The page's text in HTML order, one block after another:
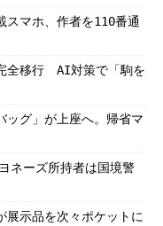
マホ、作者を110番通
全移行 AI対策で「駒を
ッグ」が上座へ。帰省マ
ネーズ所持者は国境警
展示品を次々ポケットに